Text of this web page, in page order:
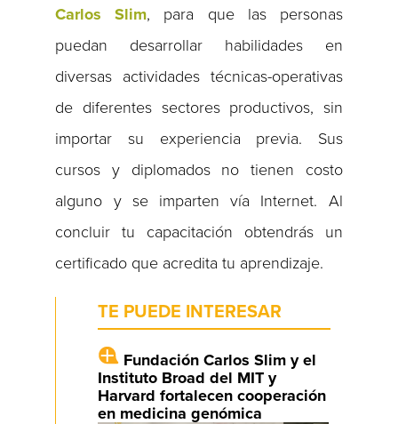
Carlos Slim, para que las personas
puedan desarrollar habilidades en
diversas actividades técnicas-operativas
de diferentes sectores productivos, sin
importar su experiencia previa. Sus
cursos y diplomados no tienen costo
alguno y se imparten vía Internet. Al
concluir tu capacitación obtendrás un
certificado que acredita tu aprendizaje.
TE PUEDE INTERESAR
Fundación Carlos Slim y el
Instituto Broad del MIT y
Harvard fortalecen cooperación
en medicina genómica